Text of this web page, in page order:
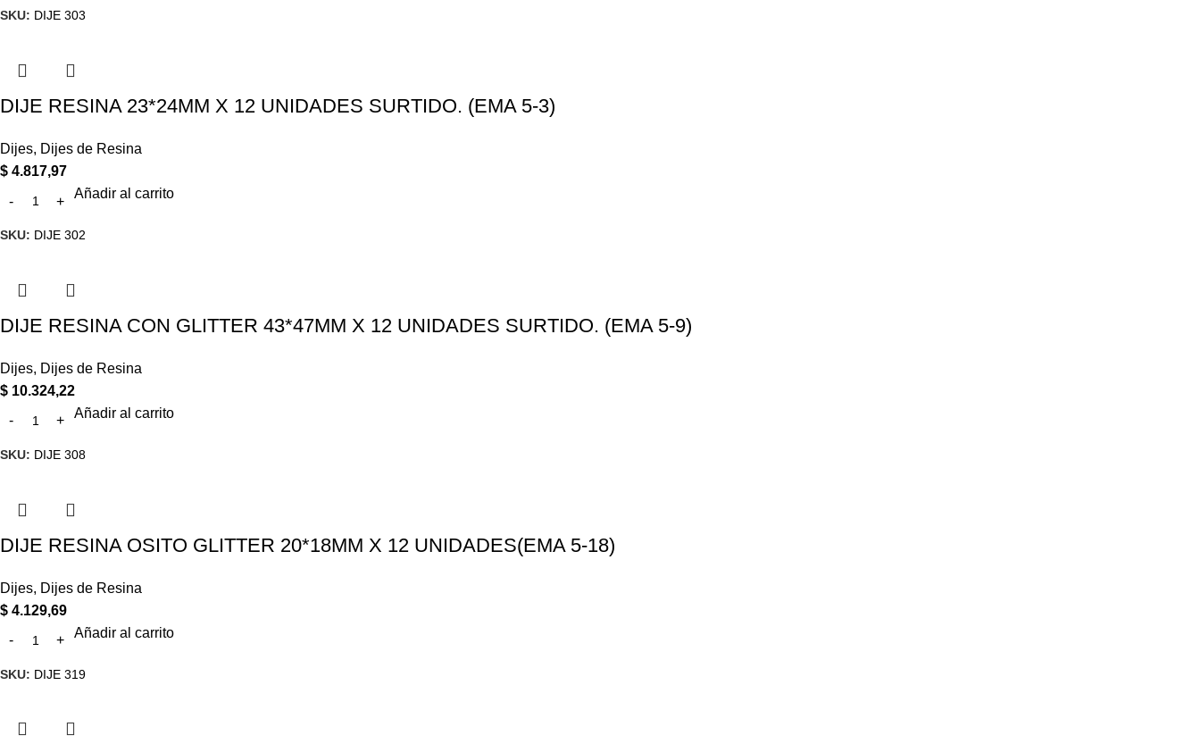
SKU: DIJE 303
DIJE RESINA 23*24MM X 12 UNIDADES SURTIDO. (EMA 5-3)
Dijes, Dijes de Resina
$ 4.817,97
Añadir al carrito
SKU: DIJE 302
DIJE RESINA CON GLITTER 43*47MM X 12 UNIDADES SURTIDO. (EMA 5-9)
Dijes, Dijes de Resina
$ 10.324,22
Añadir al carrito
SKU: DIJE 308
DIJE RESINA OSITO GLITTER 20*18MM X 12 UNIDADES(EMA 5-18)
Dijes, Dijes de Resina
$ 4.129,69
Añadir al carrito
SKU: DIJE 319